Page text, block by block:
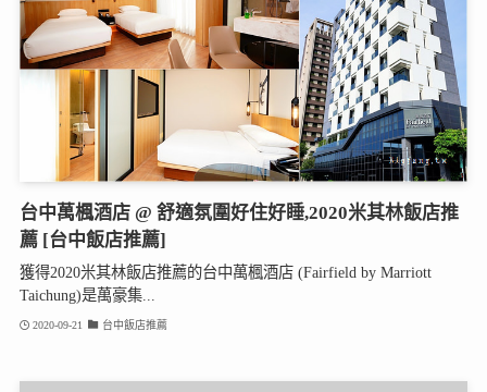
台中萬楓酒店 @ 舒適氛圍好住好睡,2020米其林飯店推
薦 [台中飯店推薦]
獲得2020米其林飯店推薦的台中萬楓酒店 (Fairfield by Marriott
Taichung)是萬豪集...
2020-09-21 台中飯店推薦